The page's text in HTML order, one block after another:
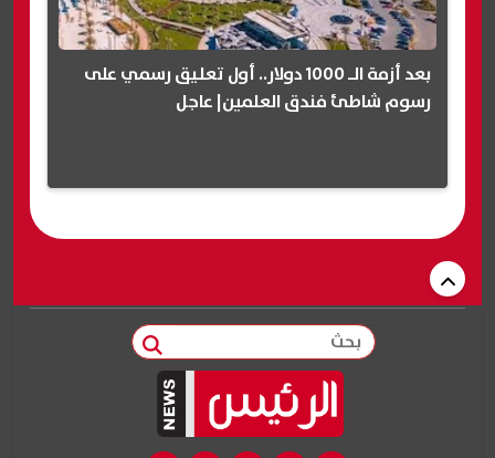
بعد أزمة الـ 1000 دولار.. أول تعليق رسمي على
رسوم شاطئ فندق العلمين| عاجل
بحث